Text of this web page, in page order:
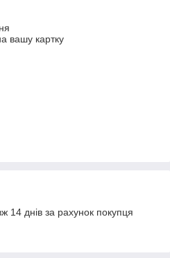
вашу картку
14 днів за рахунок покупця